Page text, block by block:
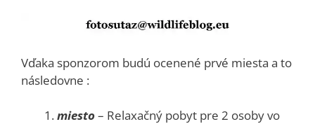
Vďaka sponzorom budú ocenené prvé miesta a to
následovne :
miesto– Relaxačný pobyt pre 2 osoby vo